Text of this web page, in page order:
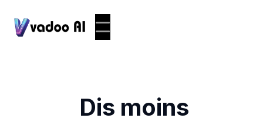
Dis moins